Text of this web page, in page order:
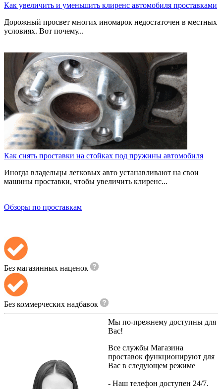
Как увеличить и уменьшить клиренс автомобиля проставками
Дорожный просвет многих иномарок недостаточен в местных
условиях. Вот почему...
Как снять проставки на стойках под пружины автомобиля
Иногда владельцы легковых авто устанавливают на свои
машины проставки, чтобы увеличить клиренс...
Обзоры по проставкам
Без магазинных наценок
Без коммерческих надбавок
Мы по-прежнему доступны для
Вас!
Все службы Магазина
проставок функционируют для
Вас в следующем режиме
- Наш телефон доступен 24/7.